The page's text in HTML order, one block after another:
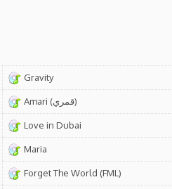
Gravity
Amari (قمري)
Love in Dubai
Maria
Forget The World (FML)